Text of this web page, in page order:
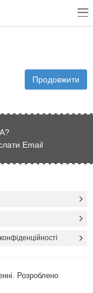
Продовжити
Email
Розроблено